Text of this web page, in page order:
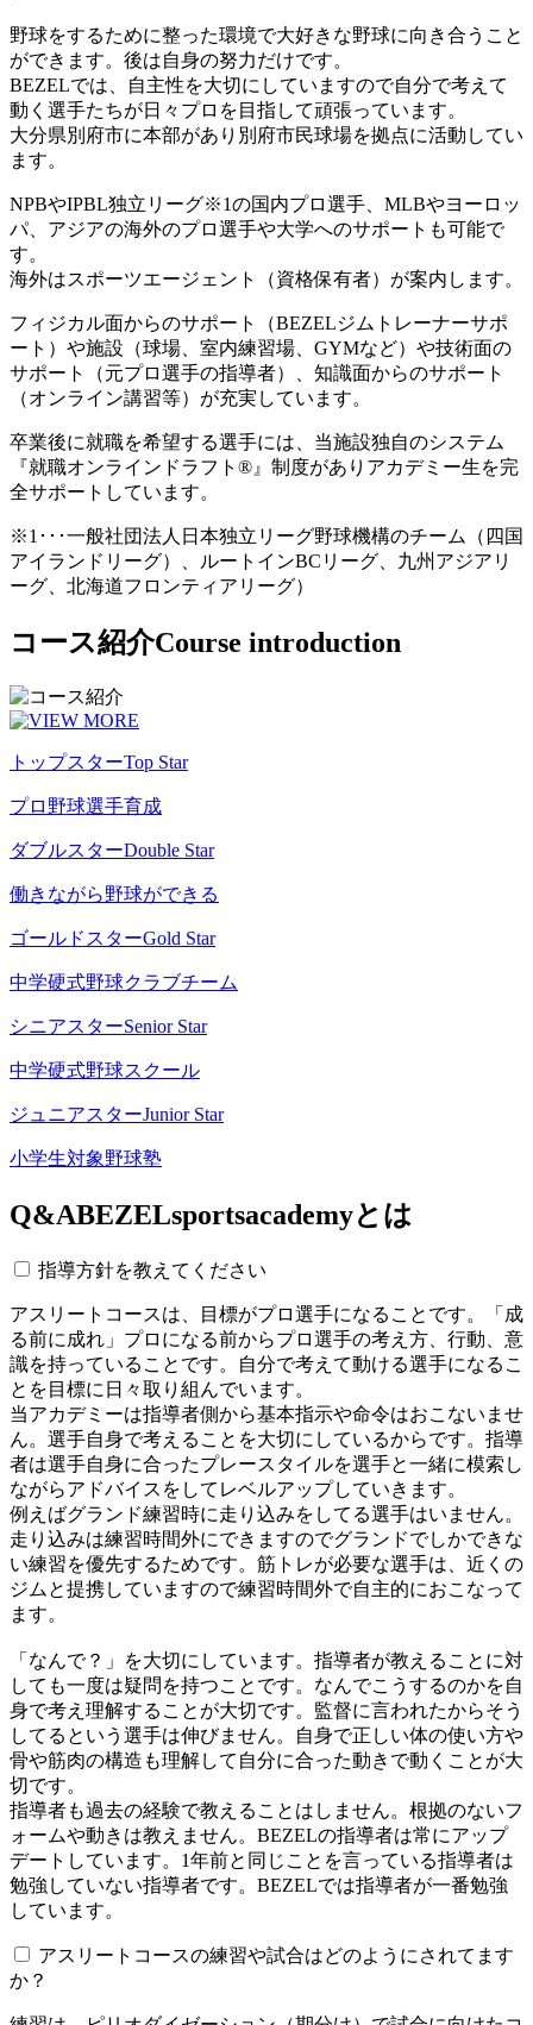
野球をするために整った環境で大好きな野球に向き合うこと
ができます。後は自身の努力だけです。
BEZELでは、自主性を大切にしていますので自分で考えて
動く選手たちが日々プロを目指して頑張っています。
大分県別府市に本部があり別府市民球場を拠点に活動してい
ます。
NPBやIPBL独立リーグ※1の国内プロ選手、MLBやヨーロッ
パ、アジアの海外のプロ選手や大学へのサポートも可能で
す。
海外はスポーツエージェント（資格保有者）が案内します。
フィジカル面からのサポート（BEZELジムトレーナーサポ
ート）や施設（球場、室内練習場、GYMなど）や技術面の
サポート（元プロ選手の指導者）、知識面からのサポート
（オンライン講習等）が充実しています。
卒業後に就職を希望する選手には、当施設独自のシステム
『就職オンラインドラフト®』制度がありアカデミー生を完
全サポートしています。
※1･･･一般社団法人日本独立リーグ野球機構のチーム（四国
アイランドリーグ）、ルートインBCリーグ、九州アジアリ
ーグ、北海道フロンティアリーグ）
コース紹介Course introduction
トップスターTop Star
プロ野球選手育成
ダブルスターDouble Star
働きながら野球ができる
ゴールドスターGold Star
中学硬式野球クラブチーム
シニアスターSenior Star
中学硬式野球スクール
ジュニアスターJunior Star
小学生対象野球塾
Q&ABEZELsportsacademyとは
指導方針を教えてください
アスリートコースは、目標がプロ選手になることです。「成
る前に成れ」プロになる前からプロ選手の考え方、行動、意
識を持っていることです。自分で考えて動ける選手になるこ
とを目標に日々取り組んでいます。
当アカデミーは指導者側から基本指示や命令はおこないませ
ん。選手自身で考えることを大切にしているからです。指導
者は選手自身に合ったプレースタイルを選手と一緒に模索し
ながらアドバイスをしてレベルアップしていきます。
例えばグランド練習時に走り込みをしてる選手はいません。
走り込みは練習時間外にできますのでグランドでしかできな
い練習を優先するためです。筋トレが必要な選手は、近くの
ジムと提携していますので練習時間外で自主的におこなって
ます。
「なんで？」を大切にしています。指導者が教えることに対
しても一度は疑問を持つことです。なんでこうするのかを自
身で考え理解することが大切です。監督に言われたからそう
してるという選手は伸びません。自身で正しい体の使い方や
骨や筋肉の構造も理解して自分に合った動きで動くことが大
切です。
指導者も過去の経験で教えることはしません。根拠のないフ
ォームや動きは教えません。BEZELの指導者は常にアップ
デートしています。1年前と同じことを言っている指導者は
勉強していない指導者です。BEZELでは指導者が一番勉強
しています。
アスリートコースの練習や試合はどのようにされてます
か？